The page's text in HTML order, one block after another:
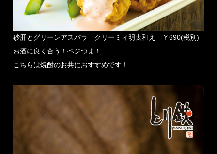
砂肝とグリーンアスパラ クリーミィ明太和え ￥690(税別)
お酒に良く合う！ベジつま！
こちらは焼酎のお共におすすめです！